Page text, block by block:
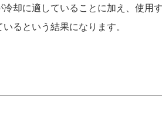
却に適していることに加え、使用
るという結果になります。